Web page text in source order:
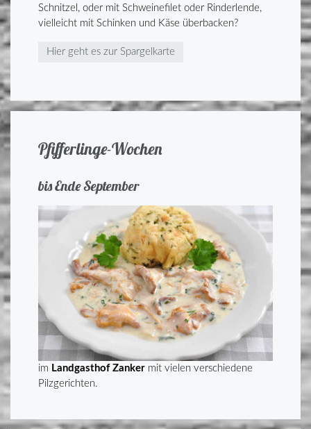
Schnitzel, oder mit Schweinefilet oder Rinderlende,
vielleicht mit Schinken und Käse überbacken?
Hier geht es zur Spargelkarte
Pfifferlinge-Wochen
bis Ende September
im Landgasthof Zanker mit vielen verschiedene
Pilzgerichten.